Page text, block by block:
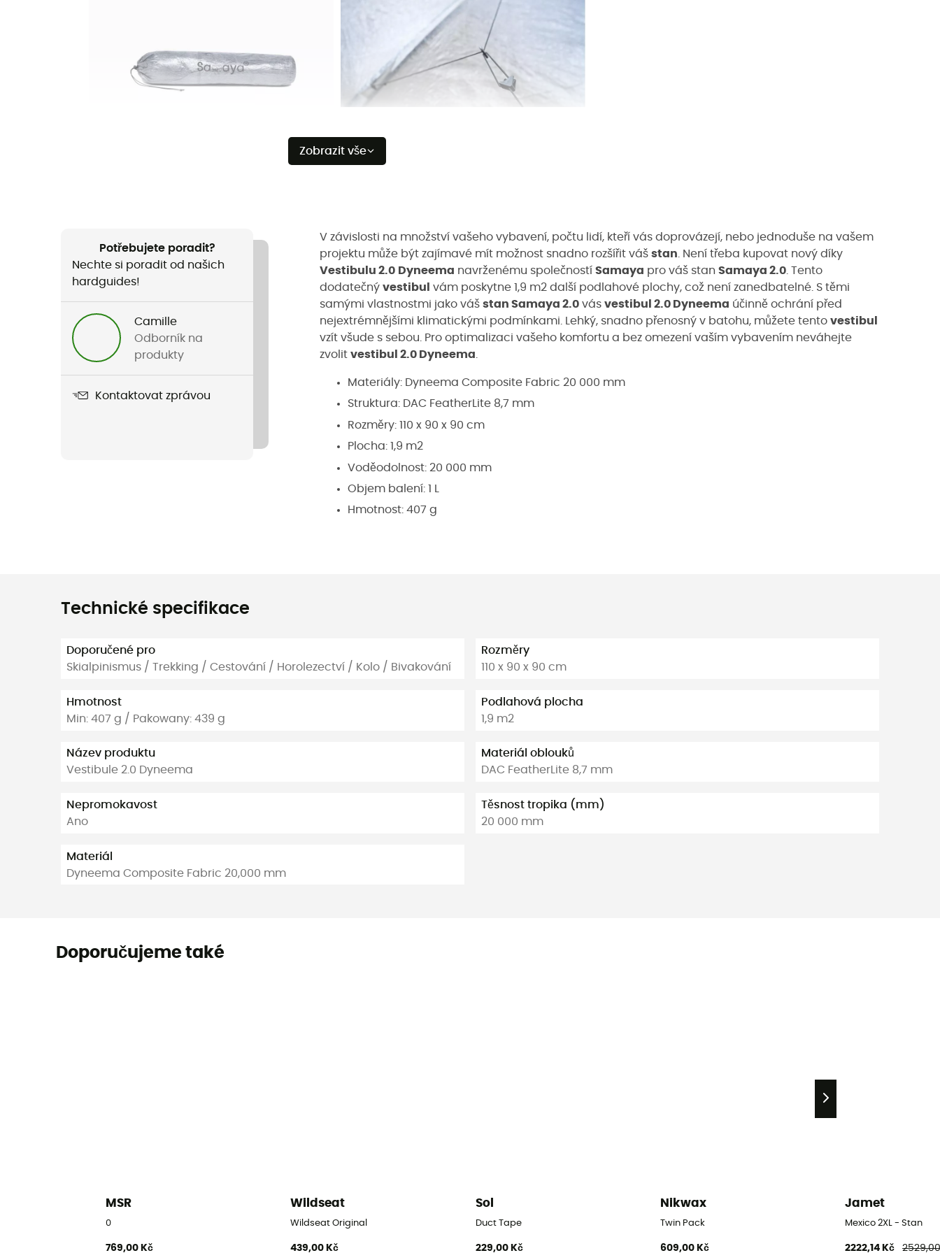
Zobrazit vše
Potřebujete poradit?
Nechte si poradit od našich
hardguides!
Camille
Odborník na
produkty
Kontaktovat zprávou
V závislosti na množství vašeho vybavení, počtu lidí, kteří vás doprovázejí, nebo jednoduše na vašem
projektu může být zajímavé mít možnost snadno rozšířit váš stan . Není třeba kupovat nový díky
Vestibulu 2.0 Dyneema navrženému společností Samaya pro váš stan Samaya 2.0 . Tento
dodatečný vestibul
vám poskytne 1,9 m2 další podlahové plochy, což není zanedbatelné. S těmi
samými vlastnostmi jako váš stan Samaya 2.0 vás vestibul 2.0 Dyneema účinně ochrání před
nejextrémnějšími klimatickými podmínkami. Lehký, snadno přenosný v batohu, můžete tento vestibul
vzít všude s sebou. Pro optimalizaci vašeho komfortu a bez omezení vaším vybavením neváhejte
zvolit vestibul 2.0 Dyneema
Materiály: Dyneema Composite Fabric 20 000 mm
Struktura: DAC FeatherLite 8,7 mm
Rozměry: 110 x 90 x 90 cm
Plocha: 1,9 m2
Voděodolnost: 20 000 mm
Objem balení: 1 L
Hmotnost: 407 g
Technické specifikace
Doporučené pro
Skialpinismus / Trekking / Cestování / Horolezectví / Kolo / Bivakování
Hmotnost
Min: 407 g / Pakowany: 439 g
Název produktu
Vestibule 2.0 Dyneema
Nepromokavost
Ano
Materiál
Dyneema Composite Fabric 20,000 mm
Rozměry
110 x 90 x 90 cm
Podlahová plocha
1,9 m2
Materiál oblouků
DAC FeatherLite 8,7 mm
Těsnost tropika (mm)
20 000 mm
Doporučujeme také
MSR
0
769,00 Kč
Wildseat
Wildseat Original
439,00 Kč
Sol
Duct Tape
229,00 Kč
Nikwax
Twin Pack
609,00 Kč
Jamet
Mexico 2XL - Stan
2222,14 Kč